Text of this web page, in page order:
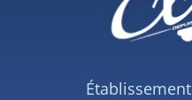
Établissement